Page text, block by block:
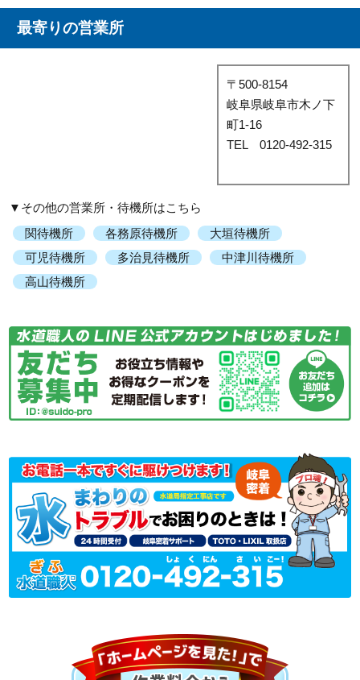
最寄りの営業所
〒500-8154
岐阜県岐阜市木ノ下
町1-16
TEL 0120-492-315
▼その他の営業所・待機所はこちら
関待機所
各務原待機所
大垣待機所
可児待機所
多治見待機所
中津川待機所
高山待機所